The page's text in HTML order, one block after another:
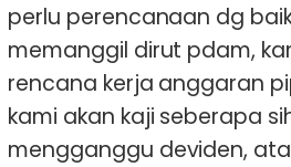
perlu perencanaan dg
memanggil dirut pdam,
rencana kerja anggaran
kami akan kaji seberapa
mengganggu deviden,